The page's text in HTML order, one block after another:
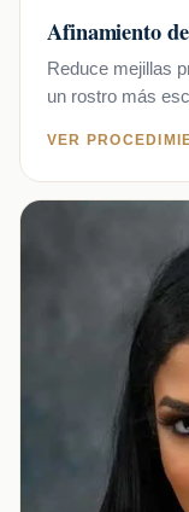
Afinamiento
Reduce mejillas
un rostro más
VER